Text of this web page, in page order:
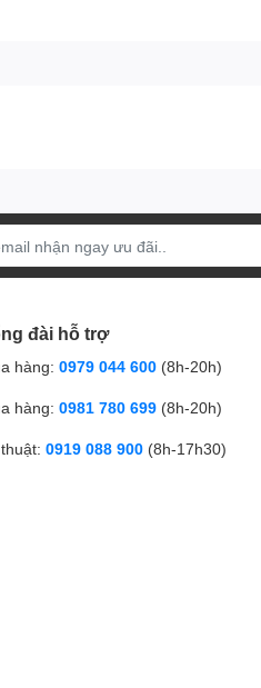
đài hỗ trợ
hàng: 0979 044 600 (8h-20h)
hàng: 0981 780 699 (8h-20h)
0919 088 900 (8h-17h30)